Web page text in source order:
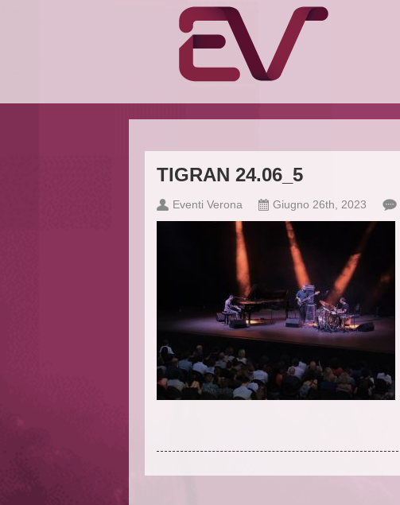
TIGRAN 24.06_5
Eventi Verona Giugno 26th, 2023